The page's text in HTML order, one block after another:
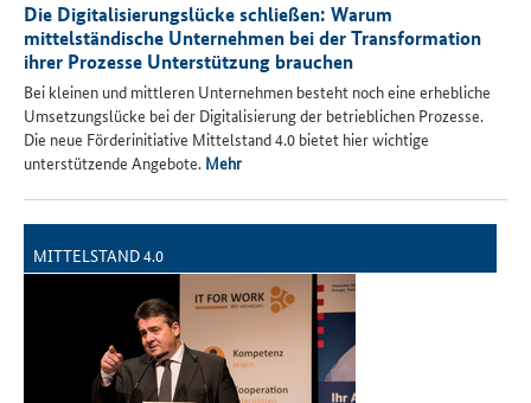
Die Digitalisierungslücke schließen: Warum
mittelständische Unternehmen bei der Transformation
ihrer Prozesse Unterstützung brauchen
Bei kleinen und mittleren Unternehmen besteht noch eine erhebliche
Umsetzungslücke bei der Digitalisierung der betrieblichen Prozesse.
Die neue Förderinitiative Mittelstand 4.0 bietet hier wichtige
unterstützende Angebote. Mehr
MITTELSTAND 4.0